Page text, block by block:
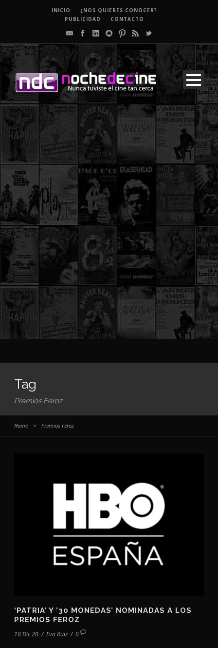
INICIO
¿NOS QUIERES CONOCER?
PUBLICIDAD
CONTACTO
Tag
Premios Feroz
Home > Premios Feroz
‘PATRIA’ Y ’30 MONEDAS’ NOMINADAS A LOS
PREMIOS FEROZ
10 Dic 20 / Eva Ruiz / 0